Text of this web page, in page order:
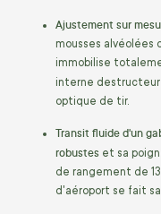
Ajustement sur
mousses alvéolées
immobilise
interne
optique de tir.
Transit fluide d'un
robustes et sa
de rangement de
d'aéroport se fait